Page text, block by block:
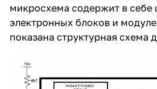
микросхема содержит в себе
электронных блоков и
показана структурная схема